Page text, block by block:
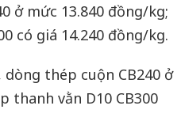
ở mức 13.840 đồng/kg;
có giá 14.240 đồng/kg.
thép cuộn CB240 ở
thanh vằn D10 CB300